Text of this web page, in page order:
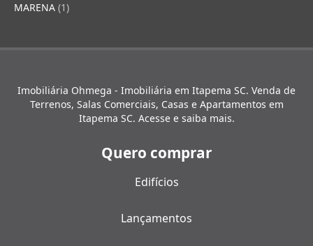
MARENA (1)
Imobiliária Ohmega - Imobiliária em Itapema SC. Venda de
Terrenos, Salas Comerciais, Casas e Apartamentos em
Itapema SC. Acesse e saiba mais.
Quero comprar
Edifícios
Lançamentos